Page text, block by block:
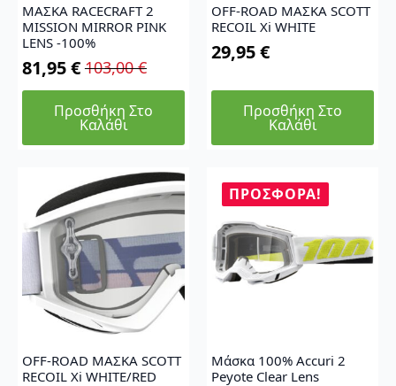
ΜΑΣΚΑ RACECRAFT 2
MISSION MIRROR PINK
LENS -100%
103,00€
Original
price
was:
103,00 €.
81,95€
Η
τρέχουσα
τιμή
είναι:
Προσθήκη Στο
Καλάθι
OFF-ROAD ΜΑΣΚΑ SCOTT
RECOIL Xi WHITE
29,95€
Προσθήκη Στο
Καλάθι
OFF-ROAD ΜΑΣΚΑ SCOTT
RECOIL Xi WHITE/RED
ΠΡΟΣΦΟΡΆ!
Μάσκα 100% Accuri 2
Peyote Clear Lens